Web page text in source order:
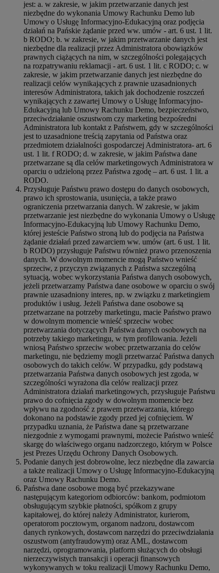
jest: a. w zakresie, w jakim przetwarzanie danych jest
niezbędne do wykonania Umowy Rachunku Demo lub
Umowy o Usługę Informacyjno-Edukacyjną oraz podjęcia
działań na Pańskie żądanie przed ww. umów - art. 6 ust. 1 lit.
b RODO; b. w zakresie, w jakim przetwarzanie danych jest
niezbędne dla realizacji przez Administratora obowiązków
prawnych ciążących na nim, w szczególności polegających
na rozpatrywaniu reklamacji - art. 6 ust. 1 lit. c RODO; c. w
zakresie, w jakim przetwarzanie danych jest niezbędne do
realizacji celów wynikających z prawnie uzasadnionych
interesów Administratora, takich jak dochodzenie roszczeń
wynikających z zawartej Umowy o Usługę Informacyjno-
Edukacyjną lub Umowy Rachunku Demo, bezpieczeństwo,
przeciwdziałanie oszustwom czy marketing bezpośredni
Administratora lub kontakt z Państwem, gdy w szczególności
jest to uzasadnione treścią zapytania od Państwa oraz
przedmiotem działalności gospodarczej Administratora- art. 6
ust. 1 lit. f RODO; d. w zakresie, w jakim Państwa dane
przetwarzane są dla celów marketingowych Administratora w
oparciu o udzieloną przez Państwa zgodę – art. 6 ust. 1 lit. a
RODO.
Przysługuje Państwu prawo dostępu do danych osobowych,
prawo ich sprostowania, usunięcia, a także prawo
ograniczenia przetwarzania danych. W zakresie, w jakim
przetwarzanie jest niezbędne do wykonania Umowy o Usługę
Informacyjno-Edukacyjną lub Umowy Rachunku Demo,
której jesteście Państwo stroną lub do podjęcia na Państwa
żądanie działań przed zawarciem ww. umów (art. 6 ust. 1 lit.
b RODO) przysługuje Państwu również prawo przenoszenia
danych. W dowolnym momencie mogą Państwo wnieść
sprzeciw, z przyczyn związanych z Państwa szczególną
sytuacją, wobec wykorzystania Państwa danych osobowych,
jeżeli przetwarzamy Państwa dane osobowe w oparciu o swój
prawnie uzasadniony interes, np. w związku z marketingiem
produktów i usług. Jeżeli Państwa dane osobowe są
przetwarzane na potrzeby marketingu, macie Państwo prawo
w dowolnym momencie wnieść sprzeciw wobec
przetwarzania dotyczących Państwa danych osobowych na
potrzeby takiego marketingu, w tym profilowania. Jeżeli
wniosą Państwo sprzeciw wobec przetwarzania do celów
marketingu, nie będziemy mogli przetwarzać Państwa danych
osobowych do takich celów. W przypadku, gdy podstawą
przetwarzania Państwa danych osobowych jest zgoda, w
szczególności wyrażona dla celów realizacji przez
Administratora działań marketingowych, przysługuje Państwu
prawo do cofnięcia zgody w dowolnym momencie bez
wpływu na zgodność z prawem przetwarzania, którego
dokonano na podstawie zgody przed jej cofnięciem. W
przypadku uznania, że Państwa dane są przetwarzane
niezgodnie z wymogami prawnymi, możecie Państwo wnieść
skargę do właściwego organu nadzorczego, którym w Polsce
jest Prezes Urzędu Ochrony Danych Osobowych.
Podanie danych jest dobrowolne, lecz niezbędne dla zawarcia
a także realizacji Umowy o Usługę Informacyjno-Edukacyjną
oraz Umowy Rachunku Demo.
Państwa dane osobowe mogą być przekazywane
następującym kategoriom odbiorców: bankom, podmiotom
obsługującym szybkie płatności, spółkom z grupy
kapitałowej, do której należy Administrator, kurierom,
operatorom pocztowym, organom nadzoru, dostawcom
danych rynkowych, dostawcom narzędzi do przeciwdziałania
oszustwom (antyfraudowym) oraz AML, dostawcom
narzędzi, oprogramowania, platform służących do obsługi
nierzeczywistych transakcji i operacji finansowych
wykonywanych w toku realizacji Umowy Rachunku Demo,